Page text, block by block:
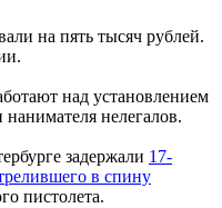
на пять тысяч рублей.
над установлением
нелегалов.
задержали 17-
в спину
пистолета.